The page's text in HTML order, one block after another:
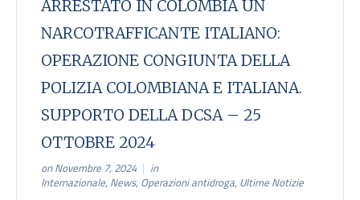
ARRESTATO IN COLOMBIA UN
NARCOTRAFFICANTE ITALIANO:
OPERAZIONE CONGIUNTA DELLA
POLIZIA COLOMBIANA E ITALIANA.
SUPPORTO DELLA DCSA – 25
OTTOBRE 2024
on Novembre 7, 2024
in
Internazionale, News, Operazioni antidroga, Ultime Notizie